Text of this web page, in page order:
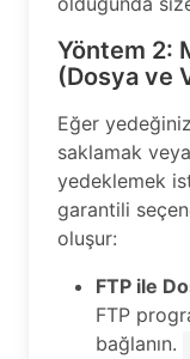
Yöntem 2:
(Dosya ve
Eğer
saklamak
yedeklemek
garantili
oluşur:
FTP ile
FTP
bağlanın.